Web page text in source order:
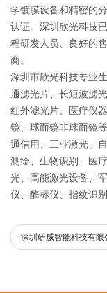
学镀膜设备和精密的
认证。深圳欣光科技
程研发人员、良好的
商。
深圳市欣光科技专业
通滤光片、长短波滤
红外滤光片、医疗仪
镜、球面镜非球面镜
通信用、工业激光、
测绘、生物识别、医
光、高能激光设备、
仪、酶标仪、指纹识
深圳研威智能科技有限